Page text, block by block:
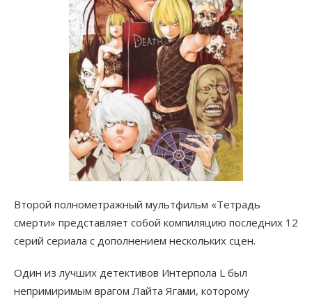
Второй полнометражный мультфильм «Тетрадь
смерти» представляет собой компиляцию последних 12
серий сериала с дополнением нескольких сцен.
Один из лучших детективов Интерпола L был
непримиримым врагом Лайта Ягами, которому